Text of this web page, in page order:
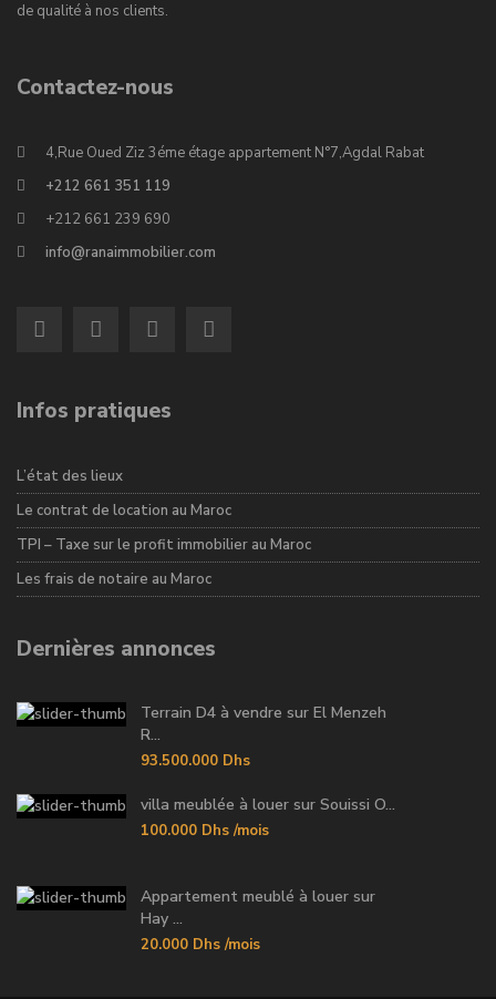
de qualité à nos clients.
Contactez-nous
4,Rue Oued Ziz 3éme étage appartement N°7,Agdal Rabat
+212 661 351 119
+212 661 239 690
info@ranaimmobilier.com
Infos pratiques
L’état des lieux
Le contrat de location au Maroc
TPI – Taxe sur le profit immobilier au Maroc
Les frais de notaire au Maroc
Dernières annonces
Terrain D4 à vendre sur El Menzeh
R...
93.500.000 Dhs
villa meublée à louer sur Souissi O...
100.000 Dhs /mois
Appartement meublé à louer sur
Hay ...
20.000 Dhs /mois